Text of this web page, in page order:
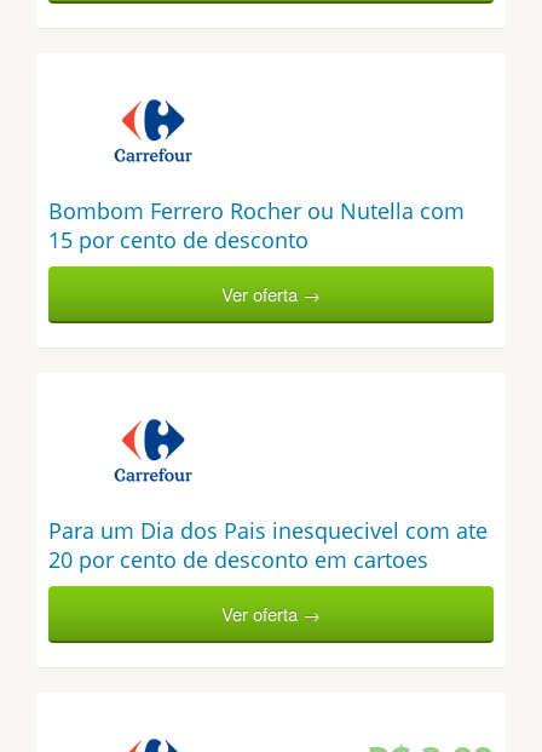
Bombom Ferrero Rocher ou Nutella com
15 por cento de desconto
Ver oferta →
Para um Dia dos Pais inesquecivel com ate
20 por cento de desconto em cartoes
Ver oferta →